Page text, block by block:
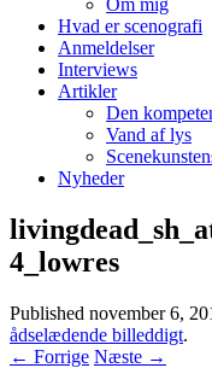
Hvad er scenografi
Anmeldelser
Interviews
Artikler
Den
Vand af lys
Nyheder
4_lowres
Published november 6,
ådselædende billeddigt.
← Forrige Næste →